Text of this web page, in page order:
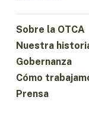
Sobre la OTCA
Nuestra
Gobernanza
Cómo
Prensa